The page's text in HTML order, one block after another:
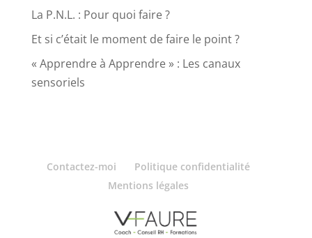
La P.N.L. : Pour quoi faire ?
Et si c’était le moment de faire le point ?
« Apprendre à Apprendre » : Les canaux
sensoriels
Contactez-moi
Politique confidentialité
Mentions légales